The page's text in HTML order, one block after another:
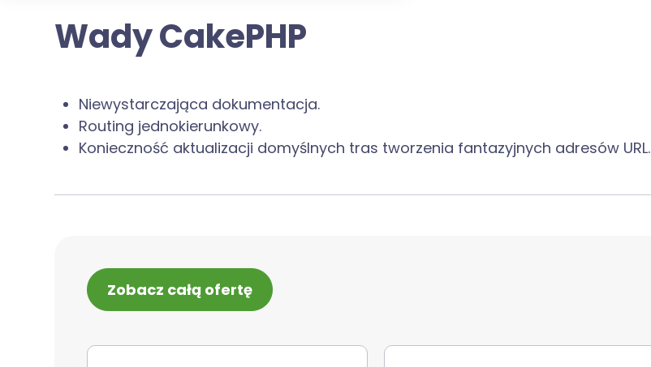
Wady CakePHP
Niewystarczająca dokumentacja.
Routing jednokierunkowy.
Konieczność aktualizacji domyślnych tras tworzenia fantazyjnych adresów URL.
Zobacz całą ofertę